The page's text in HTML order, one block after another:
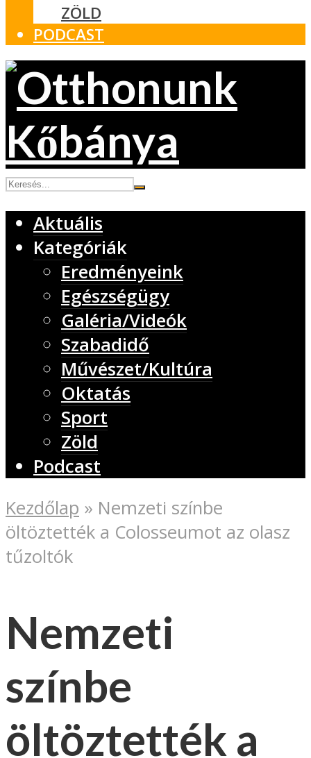
ZÖLD
PODCAST
Aktuális
Kategóriák
Eredményeink
Egészségügy
Galéria/Videók
Szabadidő
Művészet/Kultúra
Oktatás
Sport
Zöld
Podcast
Kezdőlap » Nemzeti színbe
öltöztették a Colosseumot az olasz
tűzoltók
Nemzeti
színbe
öltöztették a